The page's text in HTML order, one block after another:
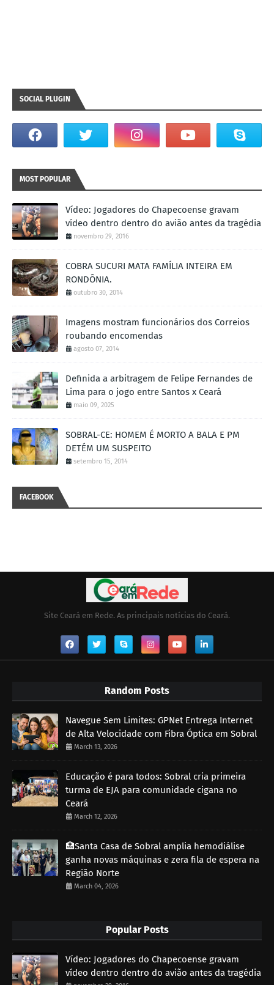
SOCIAL PLUGIN
MOST POPULAR
Vídeo: Jogadores do Chapecoense gravam
vídeo dentro dentro do avião antes da tragédia
novembro 29, 2016
COBRA SUCURI MATA FAMÍLIA INTEIRA EM
RONDÔNIA.
outubro 30, 2014
Imagens mostram funcionários dos Correios
roubando encomendas
agosto 07, 2014
Definida a arbitragem de Felipe Fernandes de
Lima para o jogo entre Santos x Ceará
maio 09, 2025
SOBRAL-CE: HOMEM É MORTO A BALA E PM
DETÉM UM SUSPEITO
setembro 15, 2014
FACEBOOK
Site Ceará em Rede. As principais notícias do Ceará.
Random Posts
Navegue Sem Limites: GPNet Entrega Internet
de Alta Velocidade com Fibra Óptica em Sobral
March 13, 2026
Educação é para todos: Sobral cria primeira
turma de EJA para comunidade cigana no
Ceará
March 12, 2026
🏥Santa Casa de Sobral amplia hemodiálise
ganha novas máquinas e zera fila de espera na
Região Norte
March 04, 2026
Popular Posts
Vídeo: Jogadores do Chapecoense gravam
vídeo dentro dentro do avião antes da tragédia